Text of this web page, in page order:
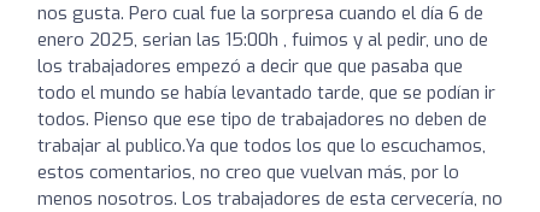
nos gusta. Pero cual fue la sorpresa cuando el día 6 de
enero 2025, serian las 15:00h , fuimos y al pedir, uno de
los trabajadores empezó a decir que que pasaba que
todo el mundo se había levantado tarde, que se podían ir
todos. Pienso que ese tipo de trabajadores no deben de
trabajar al publico.Ya que todos los que lo escuchamos,
estos comentarios, no creo que vuelvan más, por lo
menos nosotros. Los trabajadores de esta cervecería, no